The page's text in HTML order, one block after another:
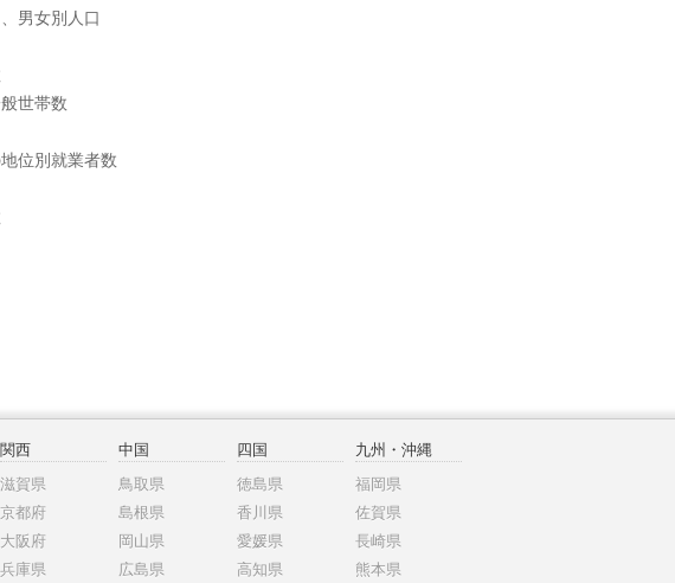
男女別人口
世帯数
位別就業者数
関西
滋賀県
京都府
大阪府
兵庫県
中国
鳥取県
島根県
岡山県
広島県
四国
徳島県
香川県
愛媛県
高知県
九州・沖縄
福岡県
佐賀県
長崎県
熊本県